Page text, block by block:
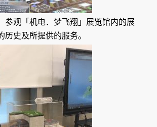
参观「机电．梦飞翔」展览馆内的展
历史及所提供的服务。